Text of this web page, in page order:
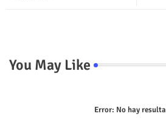
You May Like
Error: No hay